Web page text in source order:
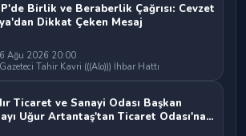
Birlik ve Beraberlik Çağrısı: Cevzet
Dikkat Çeken Mesaj
6 Ağu 2026 20:00
Gazeteci Tahir Kavri (((Alo))) İhbar Hattı
Ticaret ve Sanayi Odası Başkan
Uğur Artantaş'tan Ticaret Odası'na